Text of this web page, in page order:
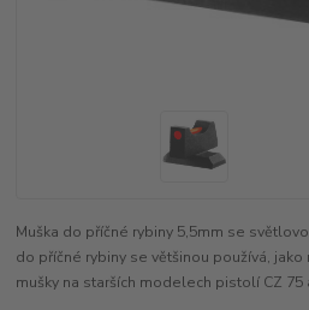
Muška do příčné rybiny 5,5mm se
do příčné rybiny se většinou používá,
mušky na starších modelech pistolí CZ